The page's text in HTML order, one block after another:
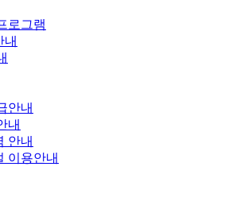
로그램
내
안내
내
안내
이용안내